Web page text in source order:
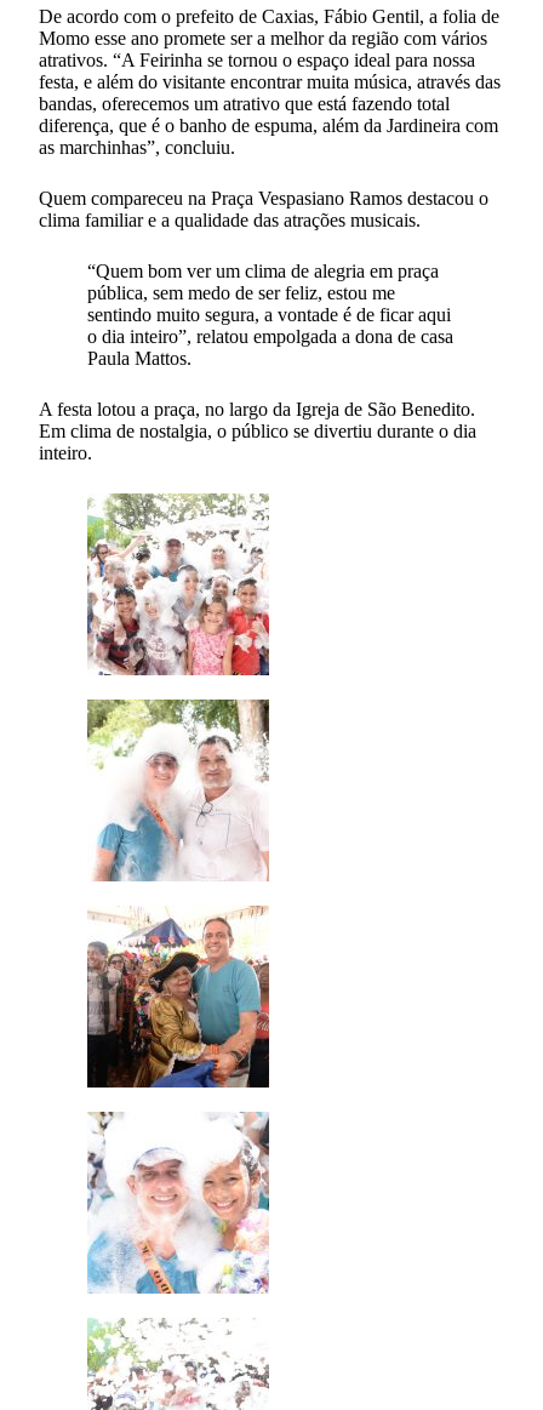
De acordo com o prefeito de Caxias, Fábio Gentil, a folia de
Momo esse ano promete ser a melhor da região com vários
atrativos. “A Feirinha se tornou o espaço ideal para nossa
festa, e além do visitante encontrar muita música, através das
bandas, oferecemos um atrativo que está fazendo total
diferença, que é o banho de espuma, além da Jardineira com
as marchinhas”, concluiu.
Quem compareceu na Praça Vespasiano Ramos destacou o
clima familiar e a qualidade das atrações musicais.
“Quem bom ver um clima de alegria em praça
pública, sem medo de ser feliz, estou me
sentindo muito segura, a vontade é de ficar aqui
o dia inteiro”, relatou empolgada a dona de casa
Paula Mattos.
A festa lotou a praça, no largo da Igreja de São Benedito.
Em clima de nostalgia, o público se divertiu durante o dia
inteiro.